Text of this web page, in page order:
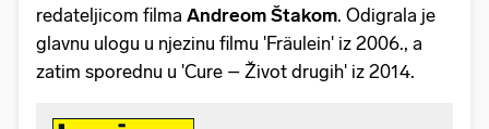
redateljicom filma Andreom Štakom. Odigrala je
glavnu ulogu u njezinu filmu 'Fräulein' iz 2006., a
zatim sporednu u 'Cure – Život drugih' iz 2014.